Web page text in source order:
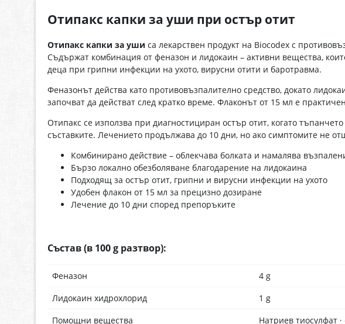
Отипакс капки за уши при остър отит
Отипакс капки за уши са лекарствен продукт на Biocodex с
Съдържат комбинация от феназон и лидокаин – активни вещества,
деца при грипни инфекции на ухото, вирусни отити и баротравма.
Феназонът действа като противовъзпалително средство, докато
започват да действат след кратко време. Флаконът от 15 мл е
Отипакс се използва при диагностициран остър отит, когато
съставките. Лечението продължава до 10 дни, но ако симптомите не
Комбинирано действие – облекчава болката и намалява
Бързо локално обезболяване благодарение на лидокаина
Подходящ за остър отит, грипни и вирусни инфекции на ухото
Удобен флакон от 15 мл за прецизно дозиране
Лечение до 10 дни според препоръките
Състав (в 100 g разтвор):
Феназон
4 g
Лидокаин хидрохлорид
1 g
Помощни вещества
Натриев тиосулфат